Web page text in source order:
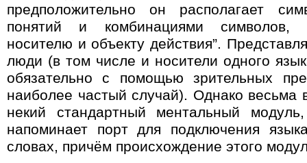
предположительно он располагает
понятий и комбинациями символов,
носителю и объекту действия”.
люди (в том числе и носители одного
обязательно с помощью зрительных
наиболее частый случай). Однако весьма
некий стандартный ментальный
напоминает порт для подключения
словах, причём происхождение этого